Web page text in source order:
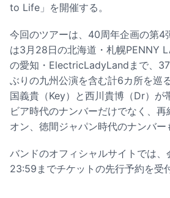
to Life」を開催する。
今回のツアーは、40周年企画の第4
は3月28日の北海道・札幌PENNY
の愛知・ElectricLadyLandまで、
ぶりの九州公演を含む計6カ所を巡
国義貴（Key）と西川貴博（Dr）が
ビア時代のナンバーだけでなく、
オン、徳間ジャパン時代のナンバー
バンドのオフィシャルサイトでは、
23:59までチケットの先行予約を受